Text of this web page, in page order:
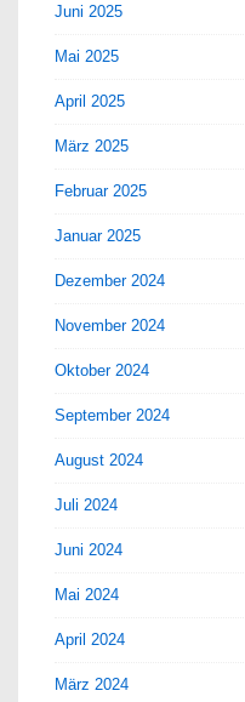
Juni 2025
Mai 2025
April 2025
März 2025
Februar 2025
Januar 2025
Dezember 2024
November 2024
Oktober 2024
September 2024
August 2024
Juli 2024
Juni 2024
Mai 2024
April 2024
März 2024